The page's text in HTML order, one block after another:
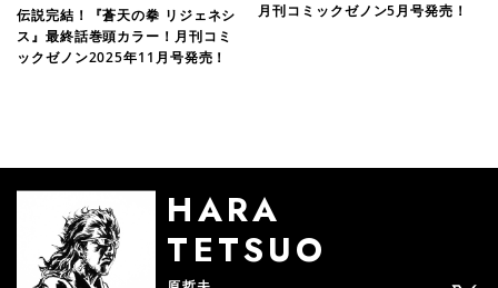
伝説完結！『蒼天の拳 リジェネシ
ス』最終話巻頭カラー！月刊コミ
ックゼノン2025年11月号発売！
月刊コミックゼノン5月号発売！
HARA
TETSUO